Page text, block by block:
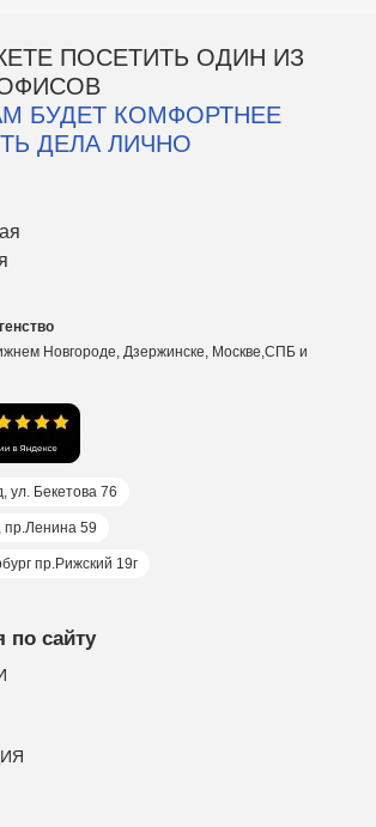
ПОСЕТИТЬ ОДИН ИЗ
БУДЕТ КОМФОРТНЕЕ
ДЕЛА ЛИЧНО
Новгороде, Дзержинске, Москве,СПБ и
ул. Бекетова 76
пр.Ленина 59
пр.Рижский 19г
по сайту